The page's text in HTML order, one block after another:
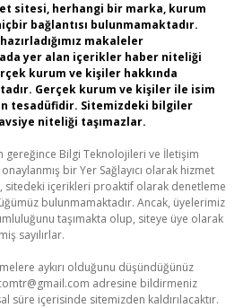
sitesi, herhangi bir marka, kurum
bağlantısı bulunmamaktadır.
makaleler
yer alan içerikler haber niteliği
kurum ve kişiler hakkında
Gerçek kurum ve kişiler ile isim
tesadüfidir. Sitemizdeki bilgiler
niteliği taşımazlar.
gereğince Bilgi Teknolojileri ve İletişim
bir Yer Sağlayıcı olarak hizmet
sitedeki içerikleri proaktif olarak denetleme
bulunmamaktadır. Ancak, üyelerimiz
taşımakta olup, siteye üye olarak
sayılırlar.
aykırı olduğunu düşündüğünüz
adresine bildirmeniz
süre içerisinde sitemizden kaldırılacaktır.